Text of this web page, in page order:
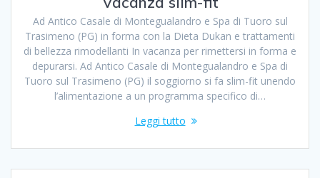
Ad Antico Casale di Montegualandro e Spa di Tuoro sul
Trasimeno (PG) in forma con la Dieta Dukan e trattamenti
di bellezza rimodellanti In vacanza per rimettersi in forma e
depurarsi. Ad Antico Casale di Montegualandro e Spa di
Tuoro sul Trasimeno (PG) il soggiorno si fa slim-fit unendo
l’alimentazione a un programma specifico di…
Leggi tutto